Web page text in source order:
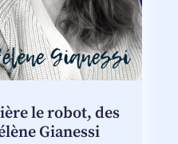
le robot, des
Gianessi